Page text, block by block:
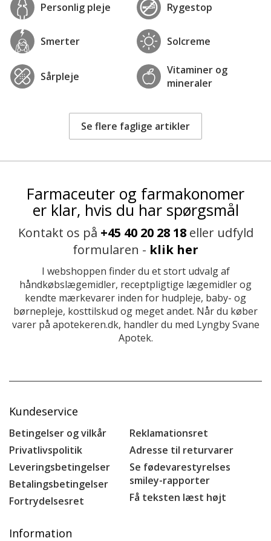
Personlig pleje Rygestop
Smerter Solcreme
Sårpleje
Vitaminer og
mineraler
Se flere faglige artikler
Farmaceuter og farmakonomer
er klar, hvis du har spørgsmål
Kontakt os på +45 40 20 28 18eller udfyld
formularen - klik her
I webshoppen finder du et stort udvalg af
håndkøbslægemidler, receptpligtige lægemidler og
kendte mærkevarer inden for hudpleje, baby- og
børnepleje, kosttilskud og meget andet. Når du køber
varer på apotekeren.dk, handler du med Lyngby Svane
Apotek.
Kundeservice
Betingelser og vilkår
Privatlivspolitik
Leveringsbetingelser
Betalingsbetingelser
Fortrydelsesret
Reklamationsret
Adresse til returvarer
Se fødevarestyrelses
smiley-rapporter
Få teksten læst højt
Information